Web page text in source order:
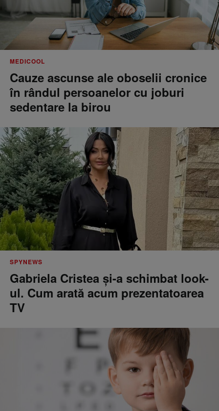
MEDICOOL
Cauze ascunse ale oboselii cronice
în rândul persoanelor cu joburi
sedentare la birou
SPYNEWS
Gabriela Cristea și-a schimbat look-
ul. Cum arată acum prezentatoarea
TV